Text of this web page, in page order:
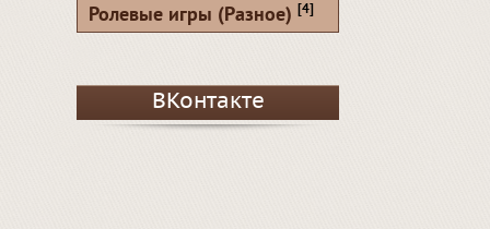
Ролевые игры (Разное) [4]
ВКонтакте